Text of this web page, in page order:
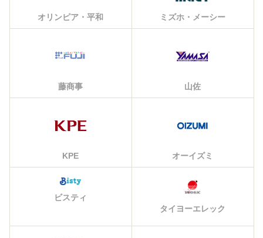
オリンピア・平和 ミズホ・メーシー
藤商事 山佐
KPE オーイズミ
ビスティ
タイヨーエレック